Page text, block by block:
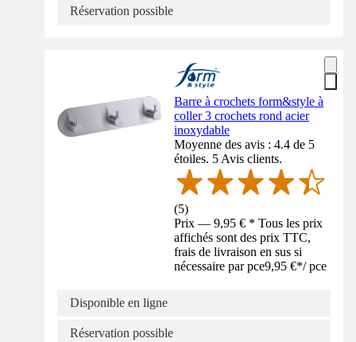
Réservation possible
Barre à crochets form&style à
coller 3 crochets rond acier
inoxydable
Moyenne des avis : 4.4 de 5
étoiles. 5 Avis clients.
(5)
Prix — 9,95 € * Tous les prix
affichés sont des prix TTC,
frais de livraison en sus si
nécessaire par pce9,95 €*/ pce
Disponible en ligne
Réservation possible